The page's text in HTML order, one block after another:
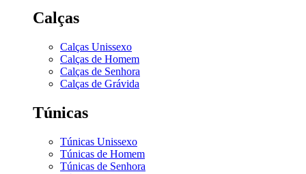
Calças
Calças Unissexo
Calças de Homem
Calças de Senhora
Calças de Grávida
Túnicas
Túnicas Unissexo
Túnicas de Homem
Túnicas de Senhora